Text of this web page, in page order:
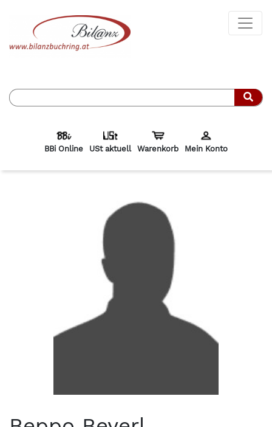
BBi Online USt aktuell Warenkorb Mein Konto